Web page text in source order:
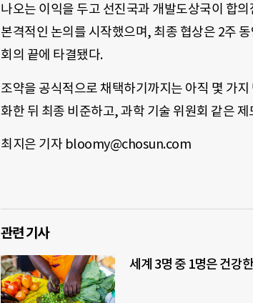
나오는 이익을 두고 선진국과 개발도상국이 합
본격적인 논의를 시작했으며, 최종 협상은 2주
회의 끝에 타결됐다.
조약을 공식적으로 채택하기까지는 아직 몇 가
화한 뒤 최종 비준하고, 과학 기술 위원회 같은
최지은 기자 bloomy@chosun.com
관련 기사
세계 3명 중 1명은 건강